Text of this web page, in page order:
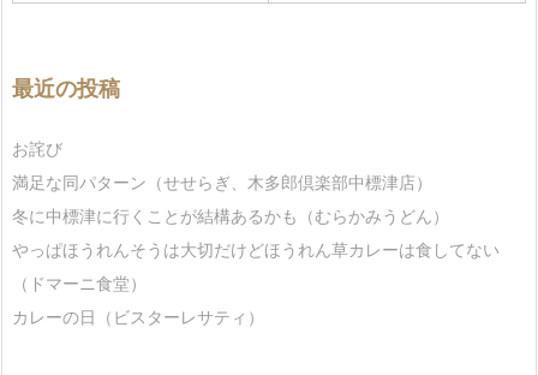
最近の投稿
お詫び
満足な同パターン（せせらぎ、木多郎倶楽部中標津店）
冬に中標津に行くことが結構あるかも（むらかみうどん）
やっぱほうれんそうは大切だけどほうれん草カレーは食してない
（ドマーニ食堂）
カレーの日（ビスターレサティ）